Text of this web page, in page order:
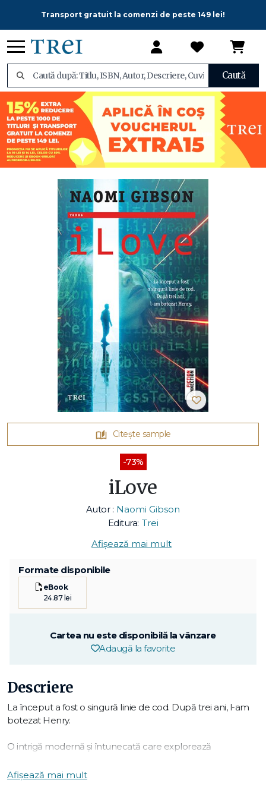
Transport gratuit la comenzi de peste 149 lei!
Caută
Citește sample
-73%
iLove
Autor : Naomi Gibson
Editura: Trei
Afișează mai mult
Formate disponibile
eBook
24.87 lei
Cartea nu este disponibilă la vânzare
Adaugă la favorite
Descriere
La început a fost o singură linie de cod. După trei ani, l-am
botezat Henry.
O intrigă modernă și întunecată care explorează
analizând și teme umane mai ample — răzbunarea,
Afișează mai mult